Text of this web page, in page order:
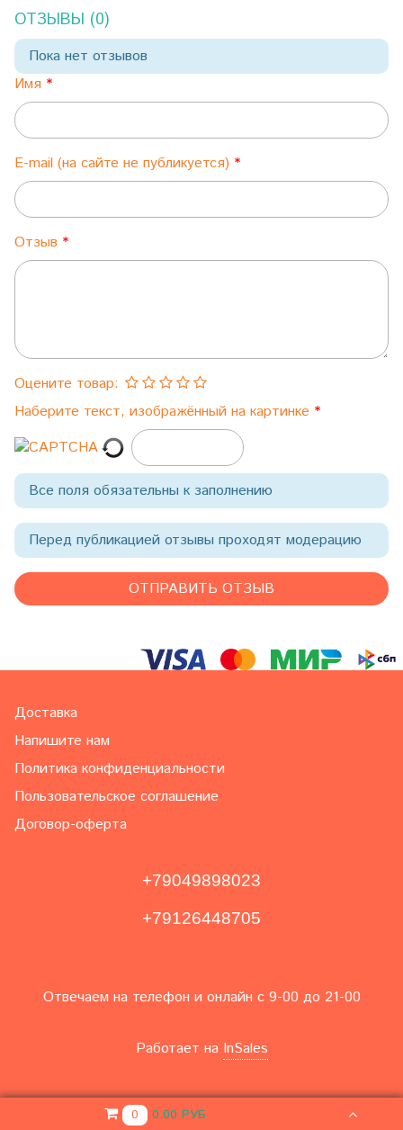
ОТЗЫВЫ (0)
Пока нет отзывов
Имя
E-mail (на сайте не публикуется)
Отзыв
Оцените товар:
Наберите текст, изображённый на картинке
Все поля обязательны к заполнению
Перед публикацией отзывы проходят модерацию
Доставка
Напишите нам
Политика конфиденциальности
Пользовательское соглашение
Договор-оферта
+79049898023
+79126448705
Отвечаем на телефон и онлайн с 9-00 до 21-00
Работает на InSales
0 0.00 РУБ